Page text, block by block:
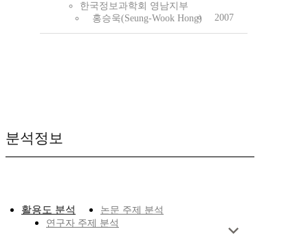
한국정보과학회 영남지부
홍승욱(Seung-Wook Hong)
2007
분석정보
활용도 분석
논문 주제 분석
연구자 주제 분석